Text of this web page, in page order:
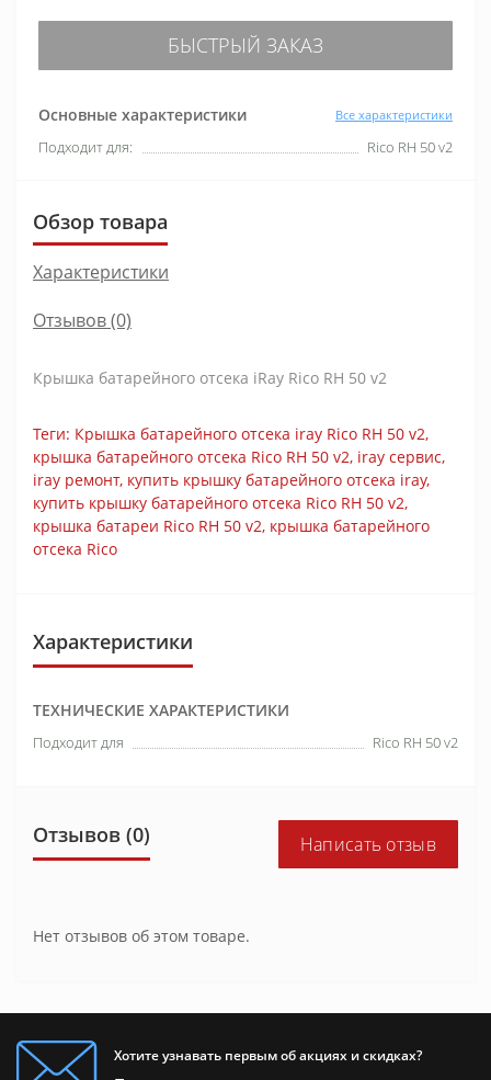
Основные характеристики Все характеристики
Подходит для: Rico RH 50 v2
БЫСТРЫЙ ЗАКАЗ
Обзор товара
Характеристики
Отзывов (0)
Крышка батарейного отсека iRay Rico RH 50 v2
Теги: Крышка батарейного отсека iray Rico RH 50 v2,
крышка батарейного отсека Rico RH 50 v2, iray сервис,
iray ремонт, купить крышку батарейного отсека iray,
купить крышку батарейного отсека Rico RH 50 v2,
крышка батареи Rico RH 50 v2, крышка батарейного
отсека Rico
Характеристики
ТЕХНИЧЕСКИЕ ХАРАКТЕРИСТИКИ
Подходит для Rico RH 50 v2
Отзывов (0) Написать отзыв
Нет отзывов об этом товаре.
Хотите узнавать первым об акциях и скидках?